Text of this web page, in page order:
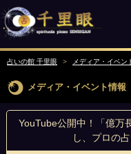
占いの館 千里眼 メディア・イベン
メディア・イベント情報
YouTube公開中！「億万
し、プロの